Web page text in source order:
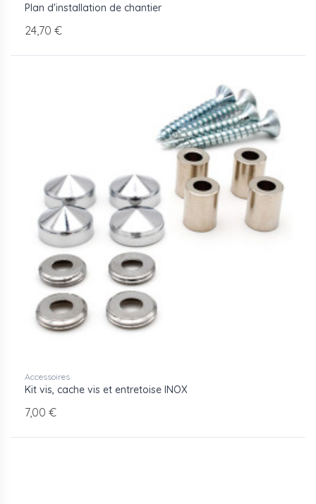
Plan d'installation de chantier
24,70 €
Accessoires
Kit vis, cache vis et entretoise INOX
7,00 €